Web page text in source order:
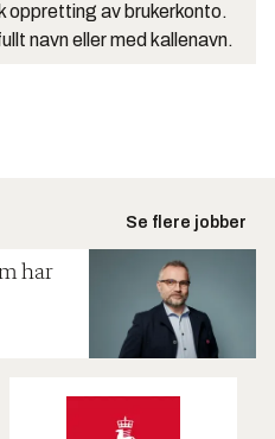
oppretting av brukerkonto.
navn eller med kallenavn.
Se flere jobber
har